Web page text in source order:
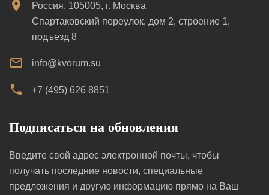
Россия, 105005, г. Москва
Спартаковский переулок, дом 2, строение 1,
подъезд 8
info@kvorum.su
+7 (495) 626 8851
Подписаться на обновления
Введите свой адрес электронной почты, чтобы
получать последние новости, специальные
предложения и другую информацию прямо на Ваш